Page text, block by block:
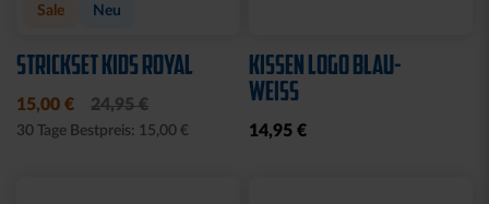
Sale Neu
STRICKSET KIDS ROYAL
15,00 € 24,95 €
30 Tage Bestpreis: 15,00 €
KISSEN LOGO BLAU-
WEISS
14,95 €